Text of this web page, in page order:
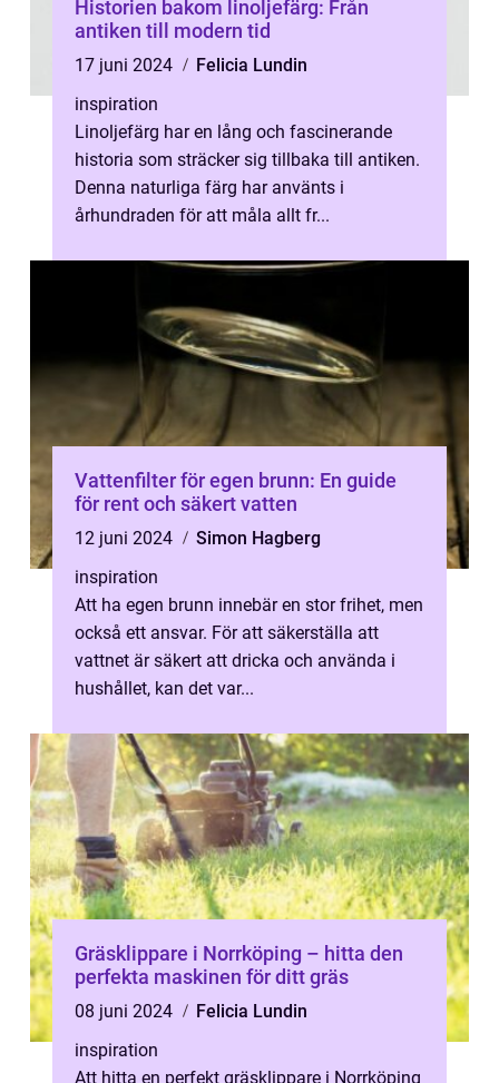
Historien bakom linoljefärg: Från
antiken till modern tid
17 juni 2024
Felicia Lundin
inspiration
Linoljefärg har en lång och fascinerande
historia som sträcker sig tillbaka till antiken.
Denna naturliga färg har använts i
århundraden för att måla allt fr...
Vattenfilter för egen brunn: En guide
för rent och säkert vatten
12 juni 2024
Simon Hagberg
inspiration
Att ha egen brunn innebär en stor frihet, men
också ett ansvar. För att säkerställa att
vattnet är säkert att dricka och använda i
hushållet, kan det var...
Gräsklippare i Norrköping – hitta den
perfekta maskinen för ditt gräs
08 juni 2024
Felicia Lundin
inspiration
Att hitta en perfekt gräsklippare i Norrköping